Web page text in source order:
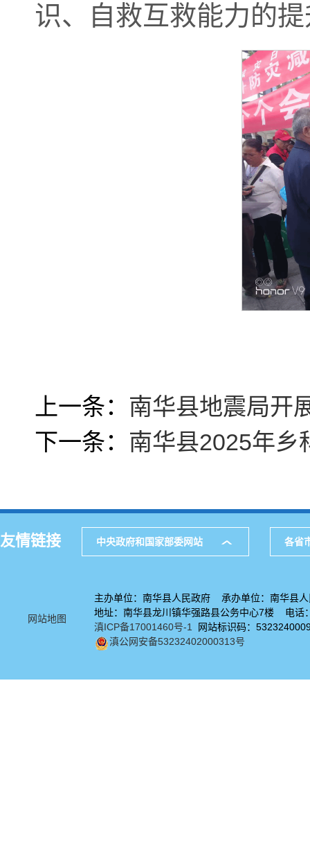
识、自救互救能力的
上一条： 南华县地震局开
下一条： 南华县2025年乡
友情链接 中央政府和国家部委网站 各省
网站地图
主办单位：南华县人民政府 承办单位：南华县人
地址：南华县龙川镇华强路县公务中心7楼 电
滇ICP备17001460号-1
网站标识码：
滇公网安备53232402000313号